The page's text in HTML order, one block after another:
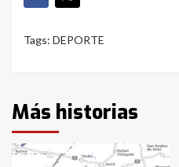
Tags: DEPORTE
Más historias